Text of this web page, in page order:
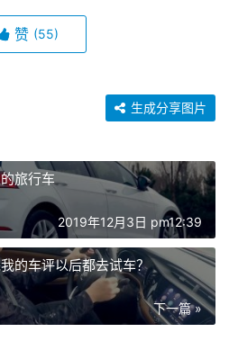
赞 (55)
生成分享图片
旅行车
2019年12月3日 pm12:39
的车评以后都去试车？
下一篇 »